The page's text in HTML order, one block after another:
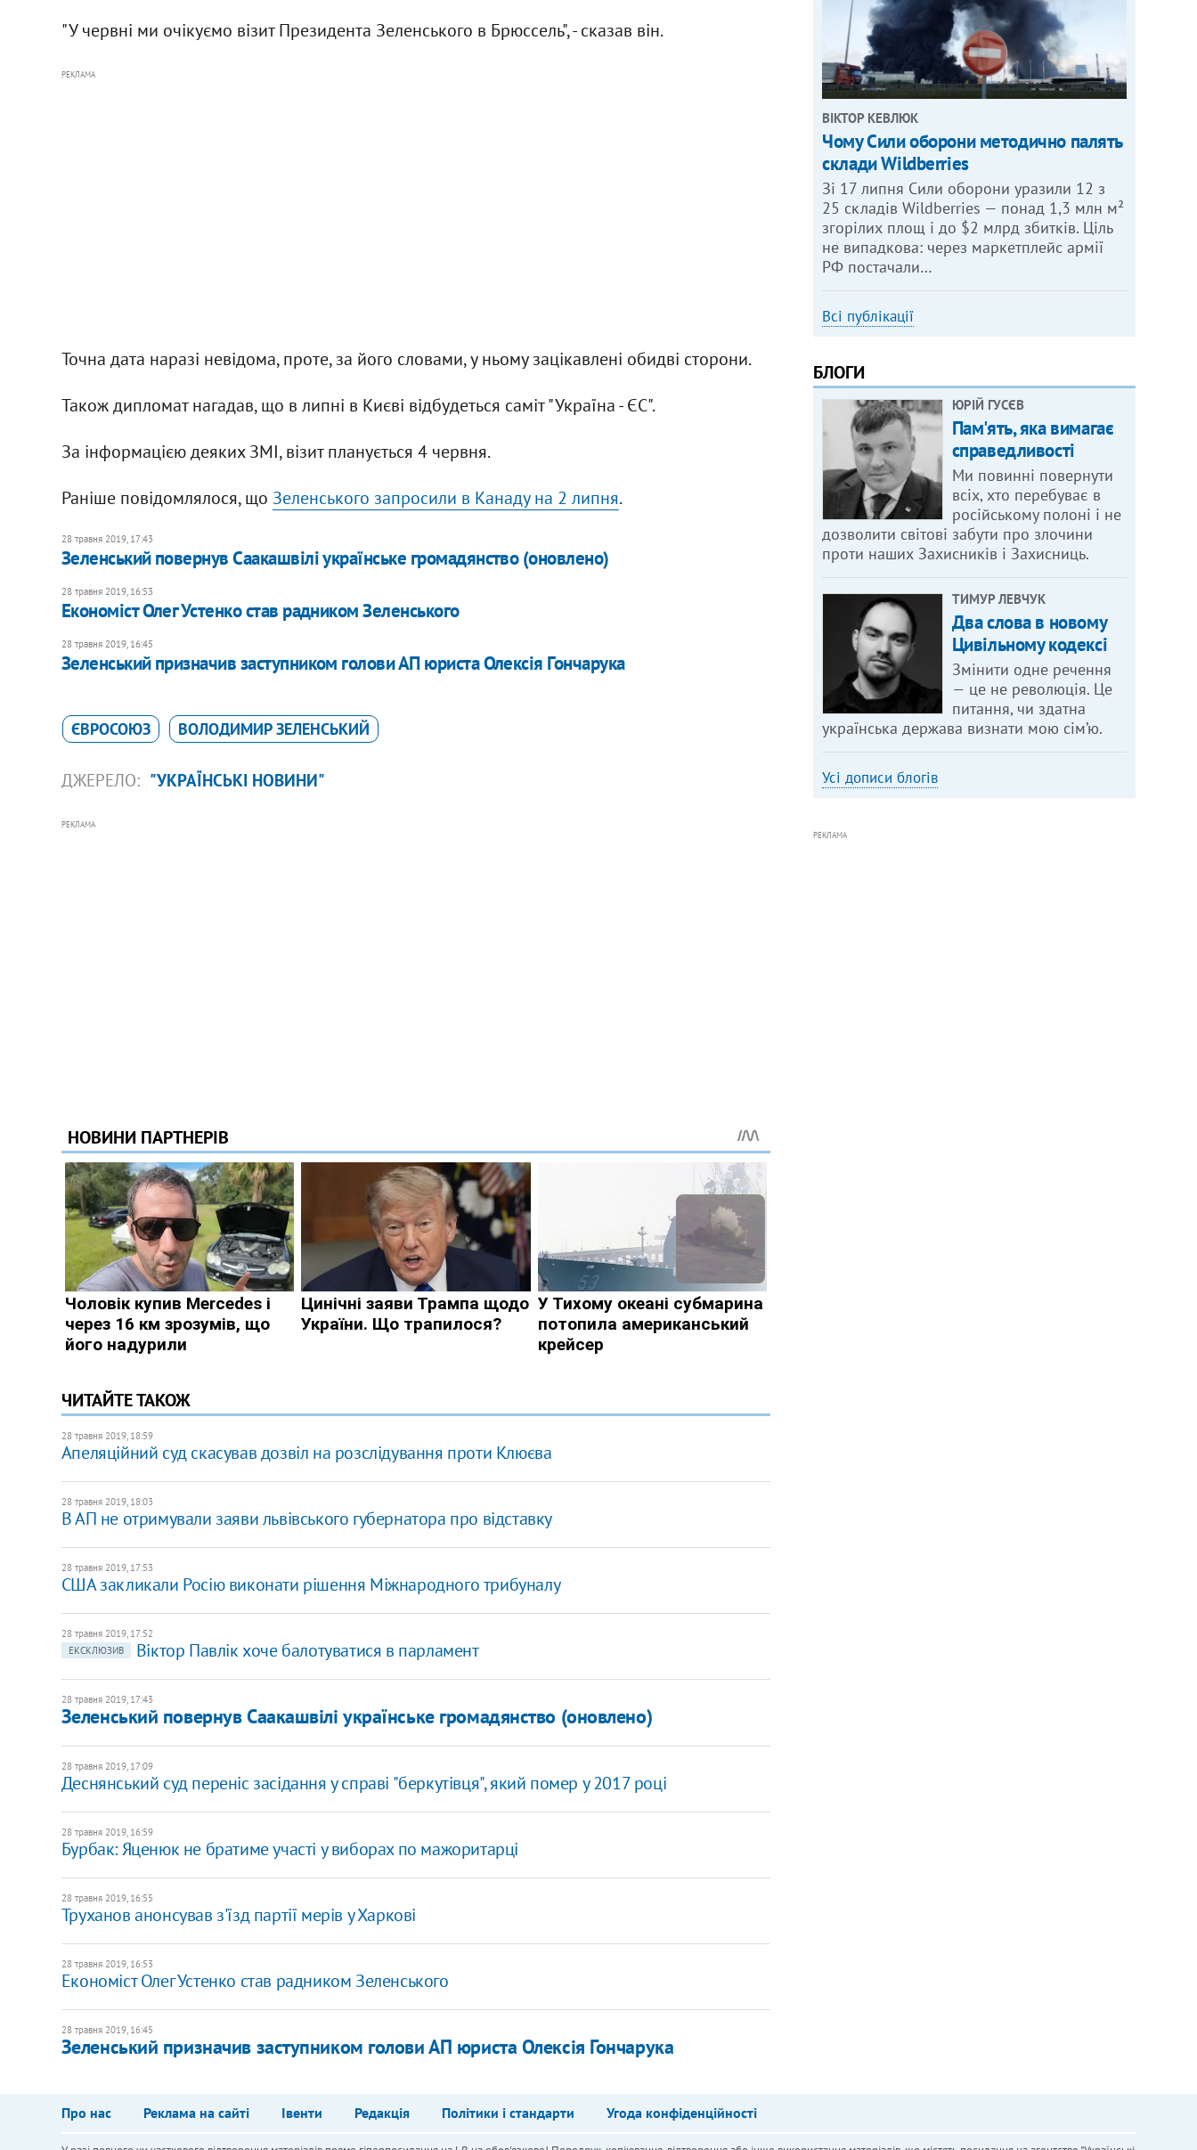
"У червні ми очікуємо візит Президента Зеленського в Брюссель", - сказав він.
РЕКЛАМА
Точна дата наразі невідома, проте, за його словами, у ньому зацікавлені обидві сторони.
Також дипломат нагадав, що в липні в Києві відбудеться саміт "Україна - ЄС".
За інформацією деяких ЗМІ, візит планується 4 червня.
Раніше повідомлялося, що Зеленського запросили в Канаду на 2 липня.
28 травня 2019, 17:43
Зеленський повернув Саакашвілі українське громадянство (оновлено)
28 травня 2019, 16:53
Економіст Олег Устенко став радником Зеленського
28 травня 2019, 16:45
Зеленський призначив заступником голови АП юриста Олексія Гончарука
ЄВРОСОЮЗ ВОЛОДИМИР ЗЕЛЕНСЬКИЙ
ДЖЕРЕЛО: "УКРАЇНСЬКІ НОВИНИ"
РЕКЛАМА
ЧИТАЙТЕ ТАКОЖ
28 травня 2019, 18:59
Апеляційний суд скасував дозвіл на розслідування проти Клюєва
28 травня 2019, 18:03
В АП не отримували заяви львівського губернатора про відставку
28 травня 2019, 17:53
США закликали Росію виконати рішення Міжнародного трибуналу
28 травня 2019, 17:52
ЕКСКЛЮЗИВ
Віктор Павлік хоче балотуватися в парламент
28 травня 2019, 17:43
Зеленський повернув Саакашвілі українське громадянство (оновлено)
28 травня 2019, 17:09
Деснянський суд переніс засідання у справі "беркутівця", який помер у 2017 році
28 травня 2019, 16:59
Бурбак: Яценюк не братиме участі у виборах по мажоритарці
28 травня 2019, 16:55
Труханов анонсував з'їзд партії мерів у Харкові
28 травня 2019, 16:53
Економіст Олег Устенко став радником Зеленського
28 травня 2019, 16:45
Зеленський призначив заступником голови АП юриста Олексія Гончарука
ВІКТОР КЕВЛЮК
Чому Сили оборони методично палять
склади Wildberries
Зі 17 липня Сили оборони уразили 12 з
25 складів Wildberries — понад 1,3 млн м²
згорілих площ і до $2 млрд збитків. Ціль
не випадкова: через маркетплейс армії
РФ постачали…
Всі публікації
БЛОГИ
ЮРІЙ ГУСЄВ
Пам'ять, яка вимагає
справедливості
Ми повинні повернути
всіх, хто перебуває в
російському полоні і не
дозволити світові забути про злочини
проти наших Захисників і Захисниць.
ТИМУР ЛЕВЧУК
Два слова в новому
Цивільному кодексі
Змінити одне речення
— це не революція. Це
питання, чи здатна
українська держава визнати мою сім’ю.
Усі дописи блогів
РЕКЛАМА
Про нас Реклама на сайті Івенти Редакція Політики і стандарти Угода конфіденційності